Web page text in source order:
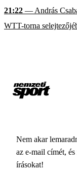
21:22 — András
WTT-torna
Nem akar
az e-mail címét,
írásokat!